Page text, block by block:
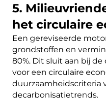
5.
het circulaire
Een gereviseerde
grondstoffen en
80%. Dit sluit aan bij
voor een circulaire
duurzaamheidscriteria
decarbonisatietrends.